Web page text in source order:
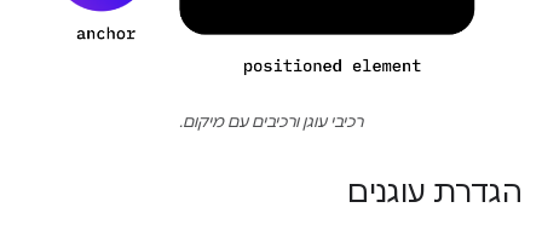
רכיבי עוגן ורכיבים עם מיקום.
הגדרת עוגנים